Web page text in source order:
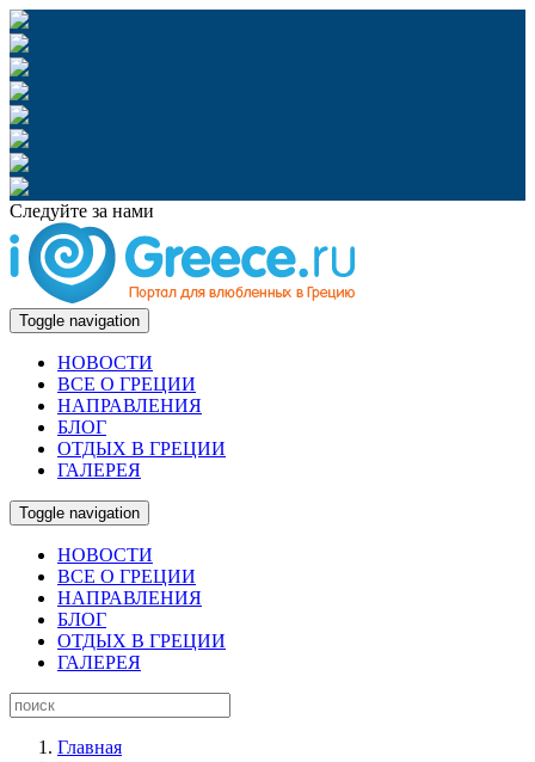
Следуйте за нами
Toggle navigation
НОВОСТИ
ВСЕ О ГРЕЦИИ
НАПРАВЛЕНИЯ
БЛОГ
ОТДЫХ В ГРЕЦИИ
ГАЛЕРЕЯ
Toggle navigation
НОВОСТИ
ВСЕ О ГРЕЦИИ
НАПРАВЛЕНИЯ
БЛОГ
ОТДЫХ В ГРЕЦИИ
ГАЛЕРЕЯ
Главная